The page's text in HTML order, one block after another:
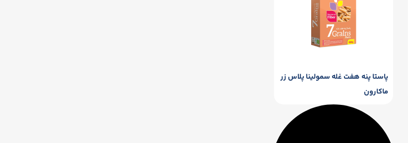
پاستا پنه هفت غله سمولینا پلاس زر
ماکارون